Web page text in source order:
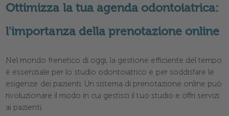
Ottimizza la tua agenda odontoiatrica:
l'importanza della prenotazione online
Nel mondo frenetico di oggi, la gestione efficiente del tempo
è essenziale per lo studio odontoiatrico e per soddisfare le
esigenze dei pazienti. Un sistema di prenotazione online può
rivoluzionare il modo in cui gestisci il tuo studio e offri servizi
ai pazienti.